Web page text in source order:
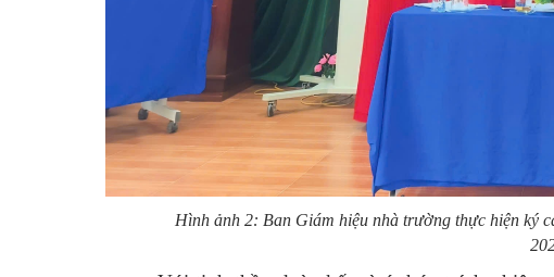
Hình ảnh 2: Ban Giám hiệu nhà trường thực hiện ký